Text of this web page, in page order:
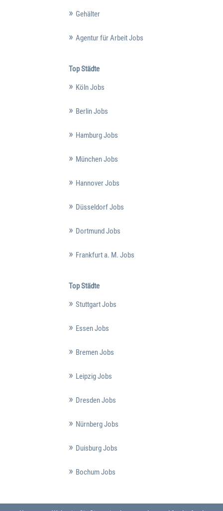
Gehälter
Agentur für Arbeit Jobs
Top Städte
Köln Jobs
Berlin Jobs
Hamburg Jobs
München Jobs
Hannover Jobs
Düsseldorf Jobs
Dortmund Jobs
Frankfurt a. M. Jobs
Top Städte
Stuttgart Jobs
Essen Jobs
Bremen Jobs
Leipzig Jobs
Dresden Jobs
Nürnberg Jobs
Duisburg Jobs
Bochum Jobs